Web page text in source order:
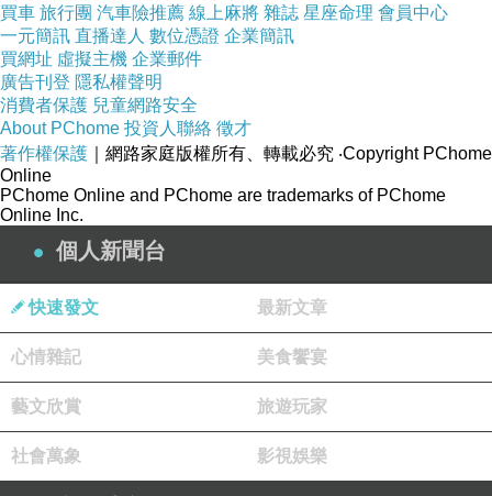
買車 旅行團 汽車險推薦 線上麻將 雜誌 星座命理 會員中心
一元簡訊 直播達人 數位憑證 企業簡訊
買網址 虛擬主機 企業郵件
廣告刊登 隱私權聲明
消費者保護 兒童網路安全
About PChome 投資人聯絡 徵才
著作權保護 ｜網路家庭版權所有、轉載必究 ‧Copyright PChome
Online
PChome Online and PChome are trademarks of PChome
Online Inc.
個人新聞台
快速發文 最新文章
心情雜記 美食饗宴
藝文欣賞 旅遊玩家
社會萬象 影視娛樂